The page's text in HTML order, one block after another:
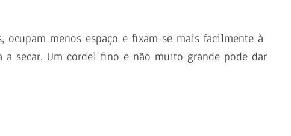
ocupam menos espaço e fixam-se mais facilmente à
secar. Um cordel fino e não muito grande pode dar